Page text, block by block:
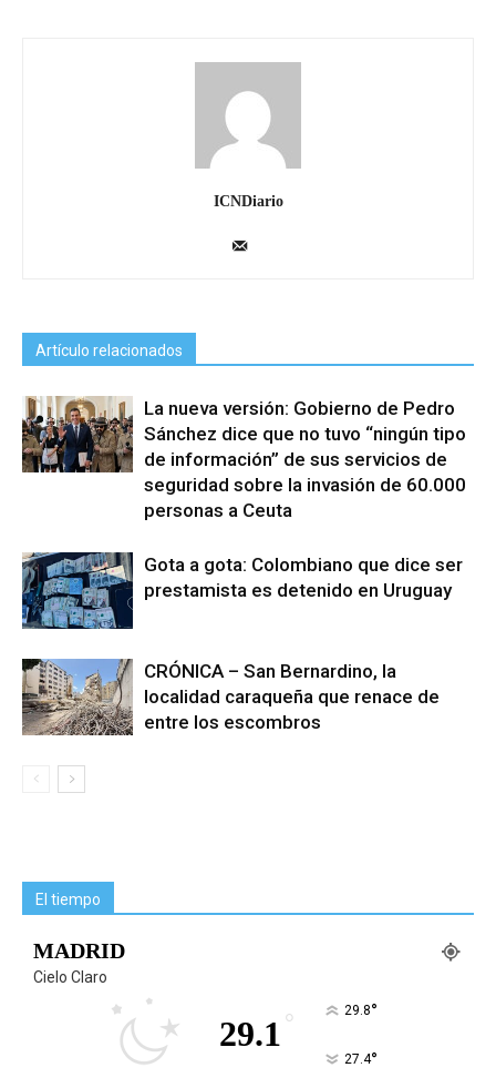
ICNDiario
Artículo relacionados
La nueva versión: Gobierno de Pedro
Sánchez dice que no tuvo “ningún tipo
de información” de sus servicios de
seguridad sobre la invasión de 60.000
personas a Ceuta
Gota a gota: Colombiano que dice ser
prestamista es detenido en Uruguay
CRÓNICA – San Bernardino, la
localidad caraqueña que renace de
entre los escombros
El tiempo
MADRID
Cielo Claro
29.1 ° 29.8°
27.4°